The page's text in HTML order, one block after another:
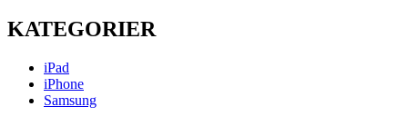
KATEGORIER
iPad
iPhone
Samsung